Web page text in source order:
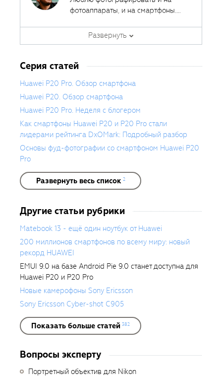
фотоаппараты, и на смартфоны.
которая всегда с собой.
Автор курсов и эксперт
Fotoshkola.net
Развернуть
Серия статей
Huawei P20 Pro. Обзор смартфона
Huawei P20. Обзор смартфона
Huawei P20 Pro. Неделя с блогером
Как смартфоны Huawei P20 и P20 Pro стали
лидерами рейтинга DxOMark: Подробный разбор
Основы фуд-фотографии со смартфоном Huawei P20
Pro
Развернуть весь список 2
Другие статьи рубрики
Matebook 13 - ещё один ноутбук от Huawei
200 миллионов смартфонов по всему миру: новый
рекорд HUAWEI
EMUI 9.0 на базе Android Pie 9.0 станет доступна для
Huawei P20 и P20 Pro
Новые камерофоны Sony Ericsson
Sony Ericsson Cyber-shot C905
Показать больше статей 382
Вопросы эксперту
Портретный объектив для Nikon